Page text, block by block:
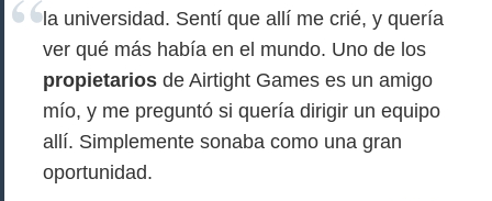
la universidad. Sentí que allí me crié, y quería
ver qué más había en el mundo. Uno de los
propietarios de Airtight Games es un amigo
mío, y me preguntó si quería dirigir un equipo
allí. Simplemente sonaba como una gran
oportunidad.